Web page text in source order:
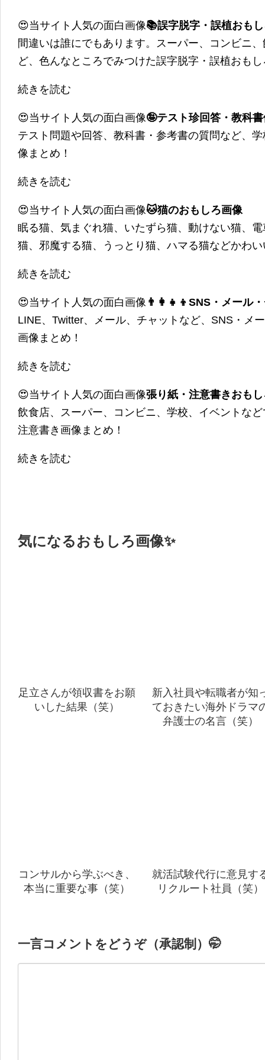
😍当サイト人気の面白画像📚誤字脱字・誤植おも
間違いは誰にでもあります。スーパー、コンビニ
ど、色んなところでみつけた誤字脱字・誤植おも
続きを読む
😍当サイト人気の面白画像🤪テスト珍回答・教科
テスト問題や回答、教科書・参考書の質問など、
像まとめ！
続きを読む
😍当サイト人気の面白画像🐱猫のおもしろ画像
眠る猫、気まぐれ猫、いたずら猫、動けない猫、
猫、邪魔する猫、うっとり猫、ハマる猫などかわ
続きを読む
😍当サイト人気の面白画像 👨‍👩‍👧‍👦SNS・メール
LINE、Twitter、メール、チャットなど、SNS・メ
画像まとめ！
続きを読む
😍当サイト人気の面白画像張り紙・注意書きおも
飲食店、スーパー、コンビニ、学校、イベントな
注意書き画像まとめ！
続きを読む
気になるおもしろ画像✨
足立さんが領収書をお願
いした結果（笑）
新入社員や転職者が知
ておきたい海外ドラマ
弁護士の名言（笑）
コンサルから学ぶべき、
本当に重要な事（笑）
就活試験代行に意見す
リクルート社員（笑）
一言コメントをどうぞ（承認制）🤭